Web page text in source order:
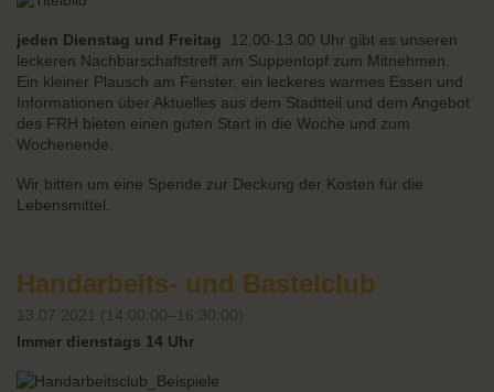
jeden Dienstag und Freitag 12.00-13.00 Uhr gibt es unseren
leckeren Nachbarschaftstreff am Suppentopf zum Mitnehmen.
Ein kleiner Plausch am Fenster, ein leckeres warmes Essen und
Informationen über Aktuelles aus dem Stadtteil und dem Angebot
des FRH bieten einen guten Start in die Woche und zum
Wochenende.
Wir bitten um eine Spende zur Deckung der Kosten für die
Lebensmittel.
Handarbeits- und Bastelclub
13.07.2021 (14:00:00–16:30:00)
Immer dienstags 14 Uhr